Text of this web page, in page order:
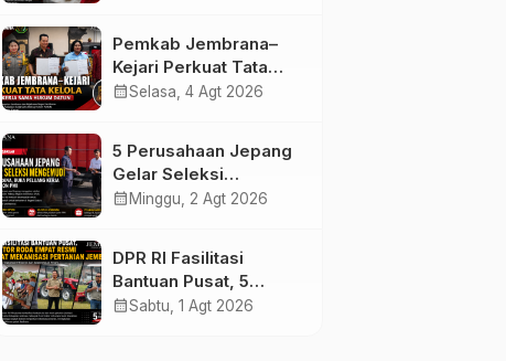
Pemkab Jembrana–
Kejari Perkuat Tata
Kelola Lewat Kerja
calendar_monthSelasa, 4 Agt 2026
5 Perusahaan Jepang
Gelar Seleksi
Mengemudi di
Calon PMI
calendar_month Minggu, 2 Agt 2026
DPR RI Fasilitasi
Bantuan Pusat, 5
Traktor Roda Empat
calendar_monthSabtu, 1 Agt 2026